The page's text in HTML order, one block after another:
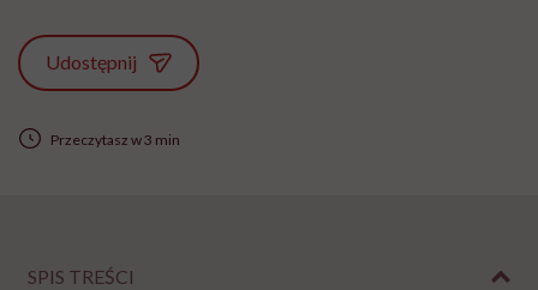
Udostępnij
Przeczytasz w 3 min
SPIS TREŚCI